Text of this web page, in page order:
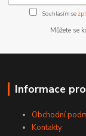
Souhlasím se
Můžete se
Informace
Obchodní
Kontakty